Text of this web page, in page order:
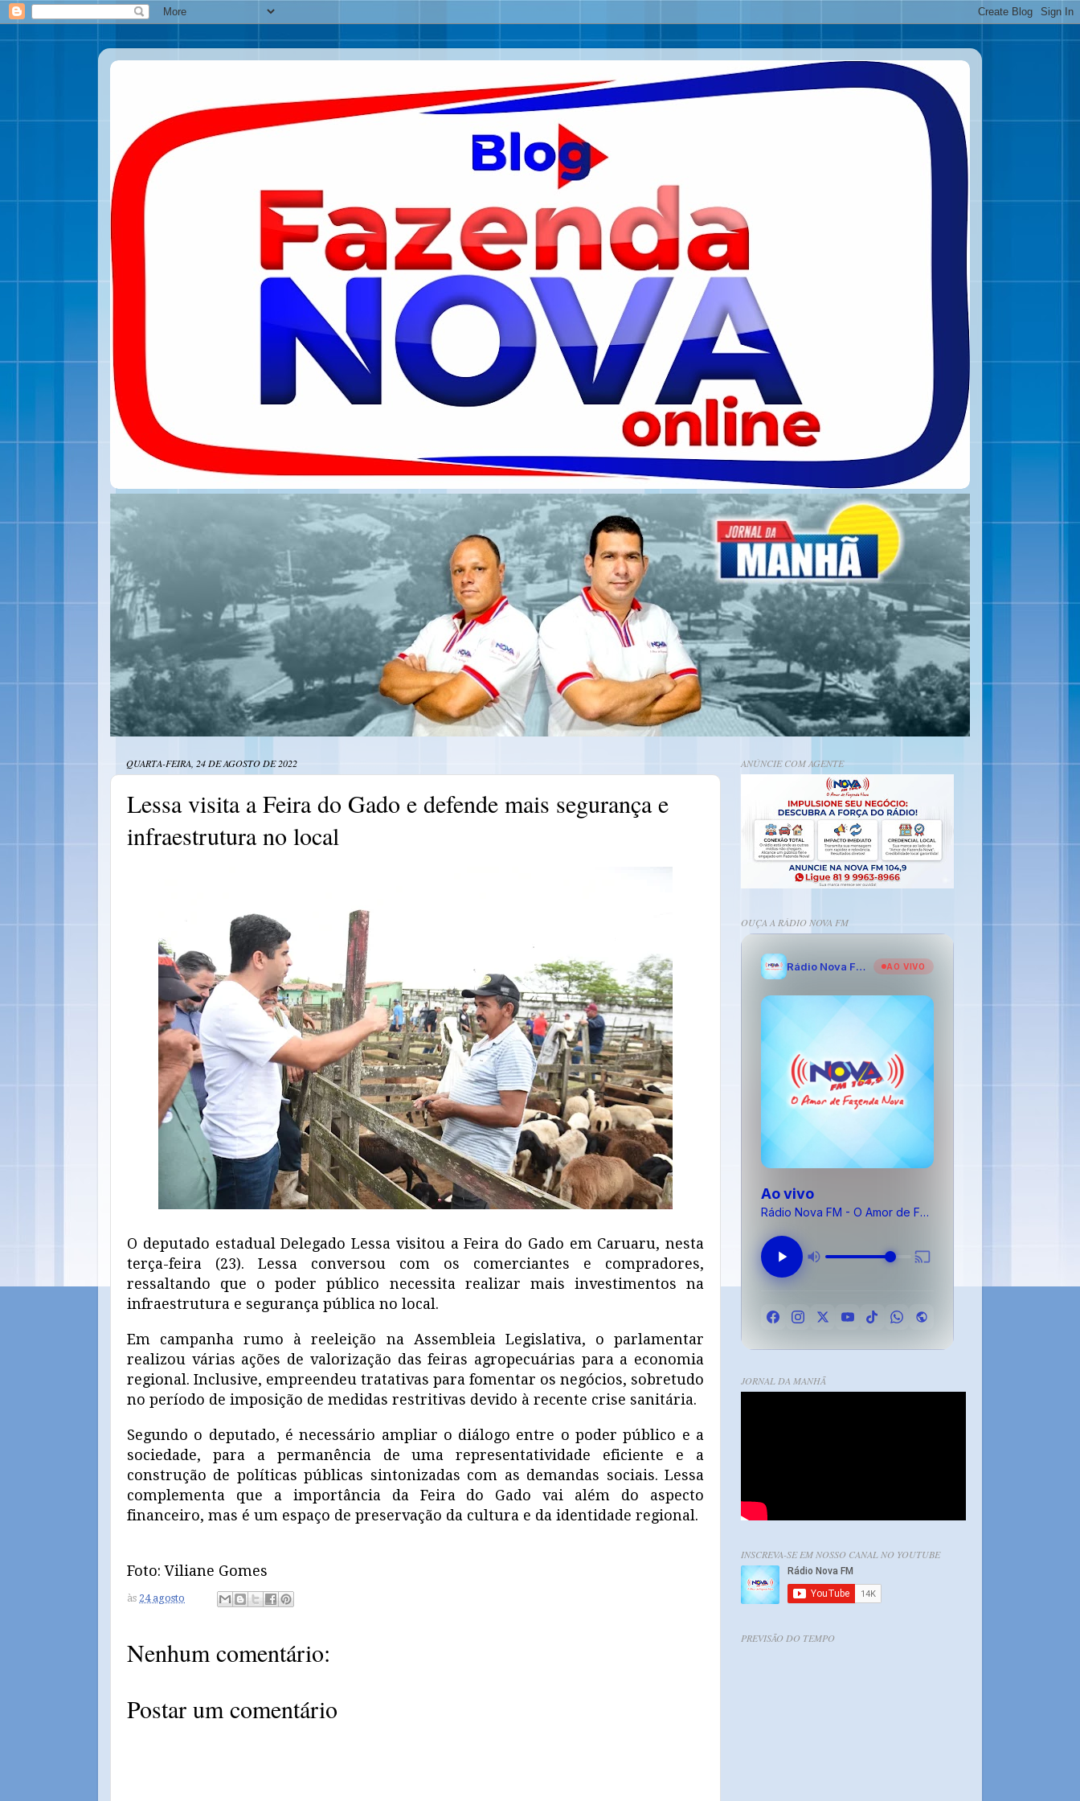
QUARTA-FEIRA, 24 DE AGOSTO DE 2022
Lessa visita a Feira do Gado e defende mais segurança e
infraestrutura no local
O deputado estadual Delegado Lessa visitou a Feira do Gado em Caruaru, nesta
terça-feira (23). Lessa conversou com os comerciantes e compradores,
ressaltando que o poder público necessita realizar mais investimentos na
infraestrutura e segurança pública no local.
Em campanha rumo à reeleição na Assembleia Legislativa, o parlamentar
realizou várias ações de valorização das feiras agropecuárias para a economia
regional. Inclusive, empreendeu tratativas para fomentar os negócios, sobretudo
no período de imposição de medidas restritivas devido à recente crise sanitária.
Segundo o deputado, é necessário ampliar o diálogo entre o poder público e a
sociedade, para a permanência de uma representatividade eficiente e a
construção de políticas públicas sintonizadas com as demandas sociais. Lessa
complementa que a importância da Feira do Gado vai além do aspecto
financeiro, mas é um espaço de preservação da cultura e da identidade regional.
Foto: Viliane Gomes
às 24 agosto
Nenhum comentário:
Postar um comentário
ANÚNCIE COM AGENTE
OUÇA A RÁDIO NOVA FM
Rádio Nova FM - O Amor de Fazenda Nova AO VIVO
Ao vivo
Rádio Nova FM - O Amor de Fazenda Nova
JORNAL DA MANHÃ
INSCREVA-SE EM NOSSO CANAL NO YOUTUBE
PREVISÃO DO TEMPO